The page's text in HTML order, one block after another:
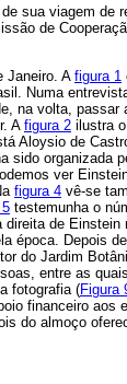
sua viagem de
de
Janeiro. A figura 1
Numa
na volta, passar
A figura 2 ilustra
Aloysio de
organizada
ver
figura 4 vê-se
testemunha o
direita de
época. Depois
do Jardim
entre as
fotografia (Figura
financeiro aos
do almoço